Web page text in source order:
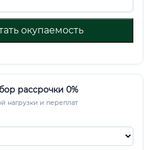
окупаемость
рассрочки 0%
нагрузки и переплат